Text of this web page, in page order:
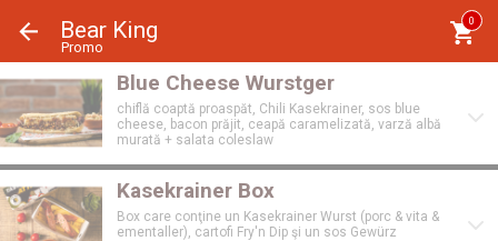
Bear King
Promo
0
Blue Cheese Wurstger
chiflă coaptă proaspăt, Chili Kasekrainer, sos blue
cheese, bacon prăjit, ceapă caramelizată, varză albă
murată + salata coleslaw
Kasekrainer Box
Box care conţine un Kasekrainer Wurst (porc & vita &
ementaller), cartofi Fry'n Dip şi un sos Gewürz